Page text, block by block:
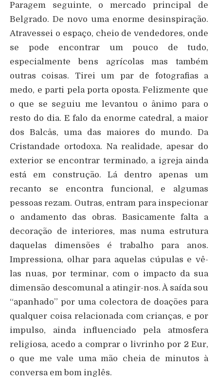
Paragem seguinte, o mercado principal de
Belgrado. De novo uma enorme desinspiração.
Atravessei o espaço, cheio de vendedores, onde
se pode encontrar um pouco de tudo,
especialmente bens agrícolas mas também
outras coisas. Tirei um par de fotografias a
medo, e parti pela porta oposta. Felizmente que
o que se seguiu me levantou o ânimo para o
resto do dia. E falo da enorme catedral, a maior
dos Balcâs, uma das maiores do mundo. Da
Cristandade ortodoxa. Na realidade, apesar do
exterior se encontrar terminado, a igreja ainda
está em construção. Lá dentro apenas um
recanto se encontra funcional, e algumas
pessoas rezam. Outras, entram para inspecionar
o andamento das obras. Basicamente falta a
decoração de interiores, mas numa estrutura
daquelas dimensões é trabalho para anos.
Impressiona, olhar para aquelas cúpulas e vê-
las nuas, por terminar, com o impacto da sua
dimensão descomunal a atingir-nos. À saída sou
“apanhado” por uma colectora de doações para
qualquer coisa relacionada com crianças, e por
impulso, ainda influenciado pela atmosfera
religiosa, acedo a comprar o livrinho por 2 Eur,
o que me vale uma mão cheia de minutos à
conversa em bom inglês.